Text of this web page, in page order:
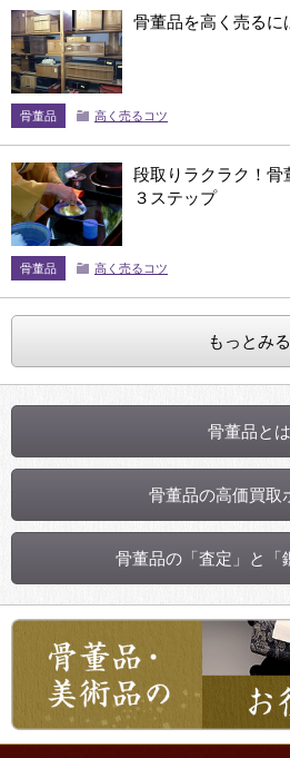
骨董品を高く売るに
骨董品 高く売るコツ
段取りラクラク！骨
３ステップ
骨董品 高く売るコツ
もっとみる
骨董品とは
骨董品の高価買取
骨董品の「査定」と「